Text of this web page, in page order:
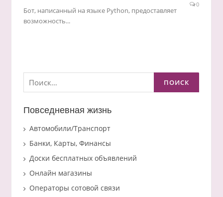
0
Бот, написанный на языке Python, предоставляет
возможность...
Найти:
Повседневная жизнь
Автомобили/Транспорт
Банки, Карты, Финансы
Доски бесплатных объявлений
Онлайн магазины
Операторы сотовой связи